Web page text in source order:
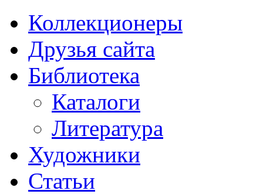
Коллекционеры
Друзья сайта
Библиотека
Каталоги
Литература
Художники
Статьи